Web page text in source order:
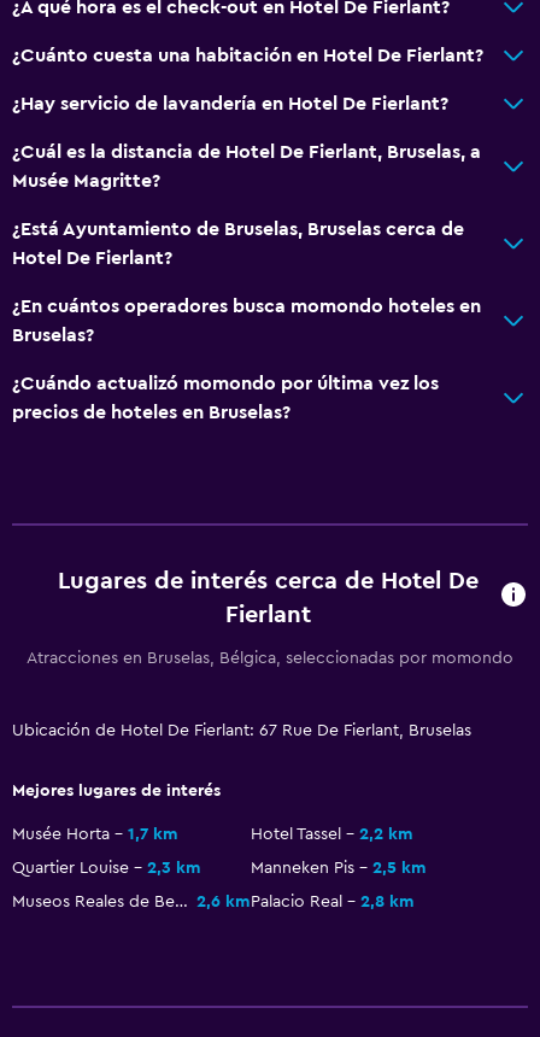
Secador de pelo
Aseo
Papel higiénico
Baño privado
Comedor
Menús para dietas especiales (bajo petición)
Bar/lounge
Accesibilidad y adecuación
Mascotas permitidas bajo consulta (pueden aplicar cargos
extra)
Ascensor disponible
Plantas superiores accesibles por ascensor
Sistema de entretenimiento
¿A qué hora es el check-out en Hotel De Fierlant?
¿Cuánto cuesta una habitación en Hotel De Fierlant?
¿Hay servicio de lavandería en Hotel De Fierlant?
¿Cuál es la distancia de Hotel De Fierlant, Bruselas, a
Musée Magritte?
¿Está Ayuntamiento de Bruselas, Bruselas cerca de
Hotel De Fierlant?
¿En cuántos operadores busca momondo hoteles en
Bruselas?
¿Cuándo actualizó momondo por última vez los
precios de hoteles en Bruselas?
Lugares de interés cerca de Hotel De
Fierlant
Atracciones en Bruselas, Bélgica, seleccionadas por momondo
Ubicación de Hotel De Fierlant: 67 Rue De Fierlant, Bruselas
Mejores lugares de interés
Musée Horta 1,7 km Hotel Tassel
2,2 km
Quartier Louise
2,3 km Manneken Pis
2,5 km
Museos Reales de Bellas Artes de Bélgica 2,6 kmPalacio Real 2,8 km